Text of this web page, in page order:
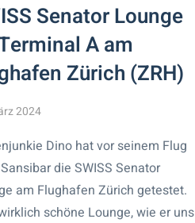
Senator Lounge
A am
Zürich (ZRH)
2024
Dino hat vor seinem Flug
die SWISS Senator
am Flughafen Zürich getestet.
schöne Lounge, wie er uns